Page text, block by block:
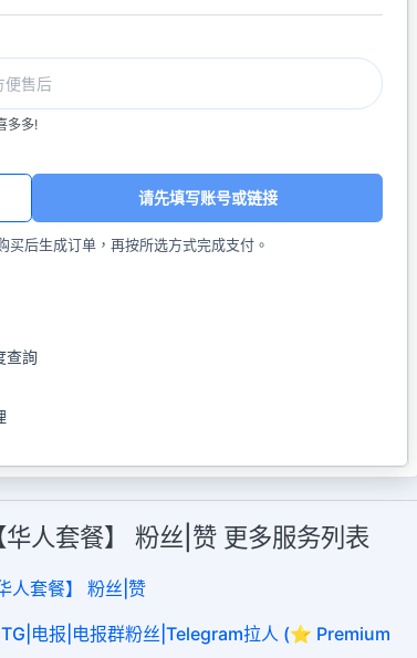
多多!
请先填写账号或链接
买后生成订单，再按所选方式完成支付。
查詢
人套餐】 粉丝|赞 更多服务列表
人套餐】 粉丝|赞
电报|电报群粉丝|Telegram拉人 (⭐ Premium